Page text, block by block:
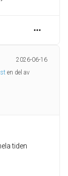
2026-06-16
en del av
tiden